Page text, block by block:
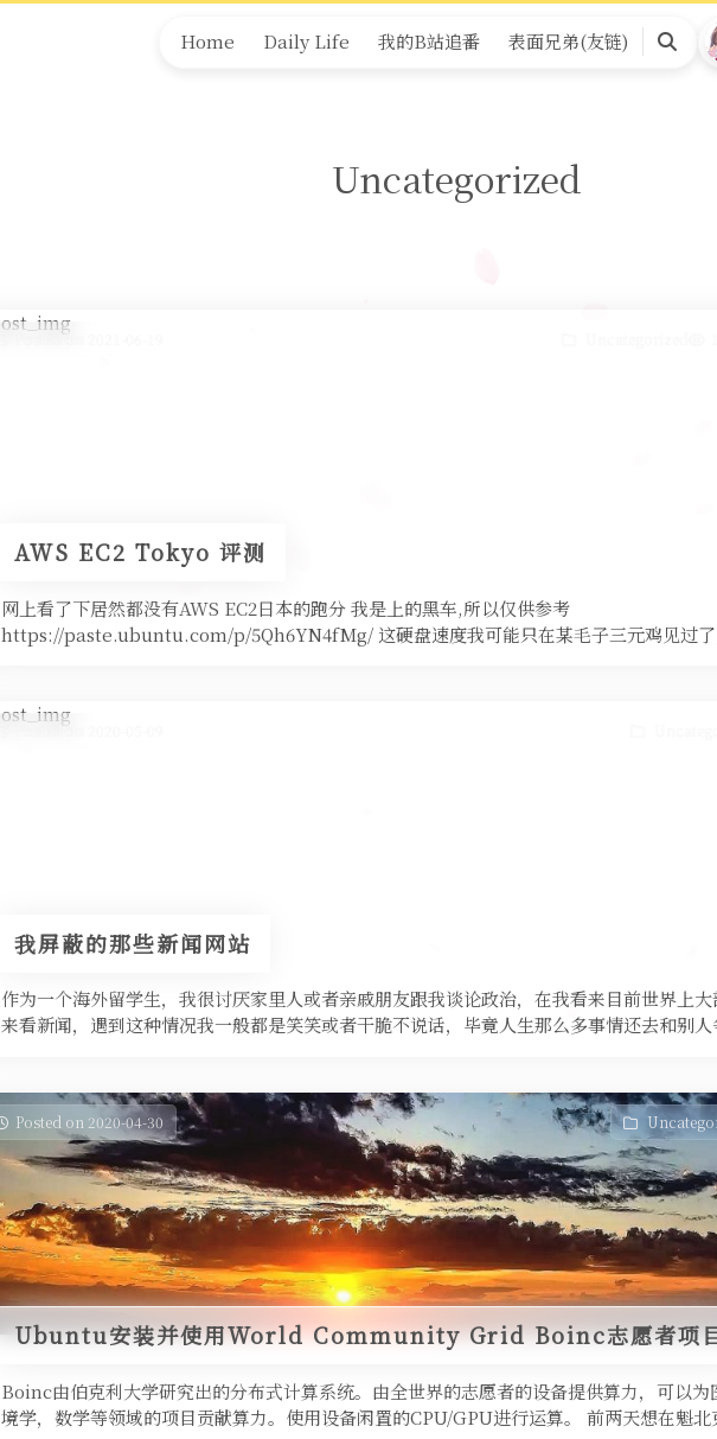
Home Daily Life 我的B站追番 表面兄弟(友链) Search
Uncategorized
Posted on 2021-06-19
AWS EC2 Tokyo 评测
网上看了下居然都没有AWS EC2日本的跑分 我是上的黑车,所以仅供参考
https://paste.ubuntu.com/p/5Qh6YN4fMg/ 这硬盘速度我可能只在某毛子三元鸡见过了
Posted on 2020-05-09
我屏蔽的那些新闻网站
作为一个海外留学生，我很讨厌家里人或者亲戚朋友跟我谈论政治，在我看来目前世界上
来看新闻，遇到这种情况我一般都是笑笑或者干脆不说话，毕竟人生那么多事情还去和别
Posted on 2020-04-30
Ubuntu安装并使用World Community Grid Boinc志愿者项
Boinc由伯克利大学研究出的分布式计算系统。由全世界的志愿者的设备提供算力，可以
境学，数学等领域的项目贡献算力。使用设备闲置的CPU/GPU进行运算。 前两天想在魁